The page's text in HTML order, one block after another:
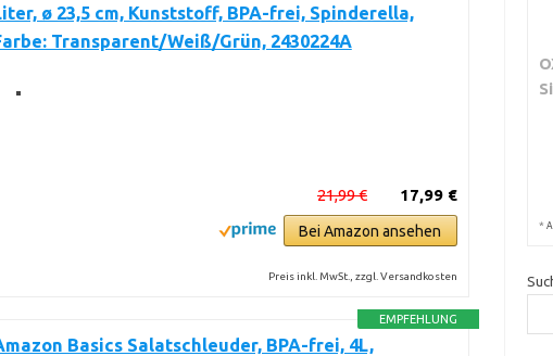
ø 23,5 cm, Kunststoff, BPA-frei, Spinderella,
Transparent/Weiß/Grün, 2430224A
17,99 €
21,99 €
Bei Amazon ansehen
Preis inkl. MwSt., zzgl. Versandkosten
EMPFEHLUNG
Basics Salatschleuder, BPA-frei, 4L,
*